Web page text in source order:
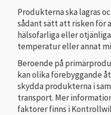
Produkterna ska lagras
sådant sätt att risken för
hälsofarliga eller
temperatur eller annat
Beroende på
kan olika förebyggande
skydda produkterna i
transport. Mer
faktorer finns i